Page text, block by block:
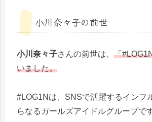
小川奈々子の前世
小川奈々子さんの前世は、 「
いました。
#LOG1Nは、SNSで活躍するインフ
らなるガールズアイドルグループです